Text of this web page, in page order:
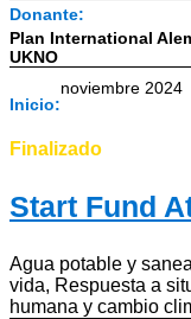
Donante:
Plan International
UKNO
Inicio:
noviembre 2024
Finalizado
Start Fund
Agua potable y
vida, Respuesta a
humana y cambio